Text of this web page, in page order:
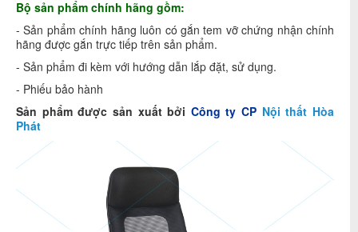
Bộ sản phẩm chính hãng gồm:
- Sản phẩm chính hãng luôn có gắn tem vỡ chứng nhận chính
hãng được gắn trực tiếp trên sản phẩm.
- Sản phẩm đi kèm với hướng dẫn lắp đặt, sử dụng.
- Phiếu bảo hành
Sản phẩm được sản xuất bởi Công ty CP Nội thất Hòa
Phát